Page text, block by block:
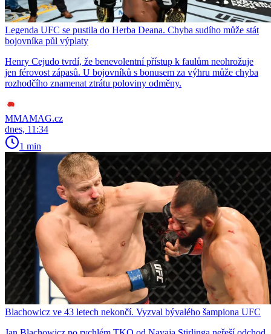
Legenda UFC se pustila do Herba Deana. Chyba sudího může stát
bojovníka půl výplaty
Henry Cejudo tvrdí, že benevolentní přístup k faulům neohrožuje
jen férovost zápasů. U bojovníků s bonusem za výhru může chyba
rozhodčího znamenat ztrátu poloviny odměny.
MMAMAG.cz
dnes, 11:34
1 min
Blachowicz ve 43 letech nekončí. Vyzval bývalého šampiona UFC